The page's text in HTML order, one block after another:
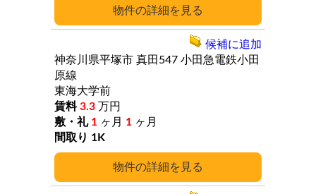
詳細
詳細
神奈川県平塚市 真田547 小田急電鉄小田
原線
東海大学前
3.3 万円
1 ヶ月 1 ヶ月
1K
候補に追加